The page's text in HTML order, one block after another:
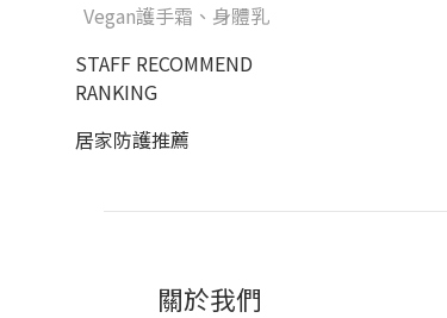
Vegan護手霜、身體乳
STAFF RECOMMEND
RANKING
居家防護推薦
關於我們